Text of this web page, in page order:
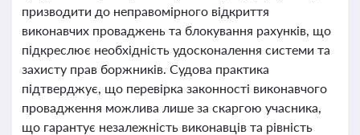
призводити до неправомірного відкриття
виконавчих проваджень та блокування рахунків, що
підкреслює необхідність удосконалення системи та
захисту прав боржників. Судова практика
підтверджує, що перевірка законності виконавчого
провадження можлива лише за скаргою учасника,
що гарантує незалежність виконавців та рівність